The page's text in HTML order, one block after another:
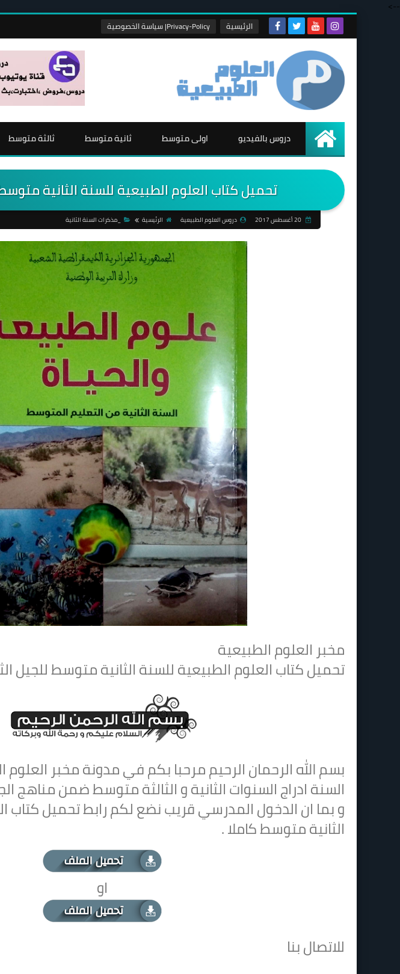
-->
الرئيسية Privacy-Policy| سياسة الخصوصية
الرئيسية
دروس بالفيديو اولى متوسط ثانية متوسط ثالثة متوسط
تحميل كتاب العلوم الطبيعية للسنة الثانية
20 أغسطس 2017 دروس العلوم الطبيعية الرئيسية _مذكرات السنة الثانية
مخبر العلوم الطبيعية
تحميل كتاب العلوم الطبيعية للسنة الثانية متوسط للجيل
بسم الله الرحمان الرحيم مرحبا بكم في مدونة مخبر
السنة ادراج السنوات الثانية و الثالثة متوسط ضمن مناهج
و بما ان الدخول المدرسي قريب نضع لكم رابط تحميل كتاب
الثانية متوسط كاملا .
او
للاتصال بنا